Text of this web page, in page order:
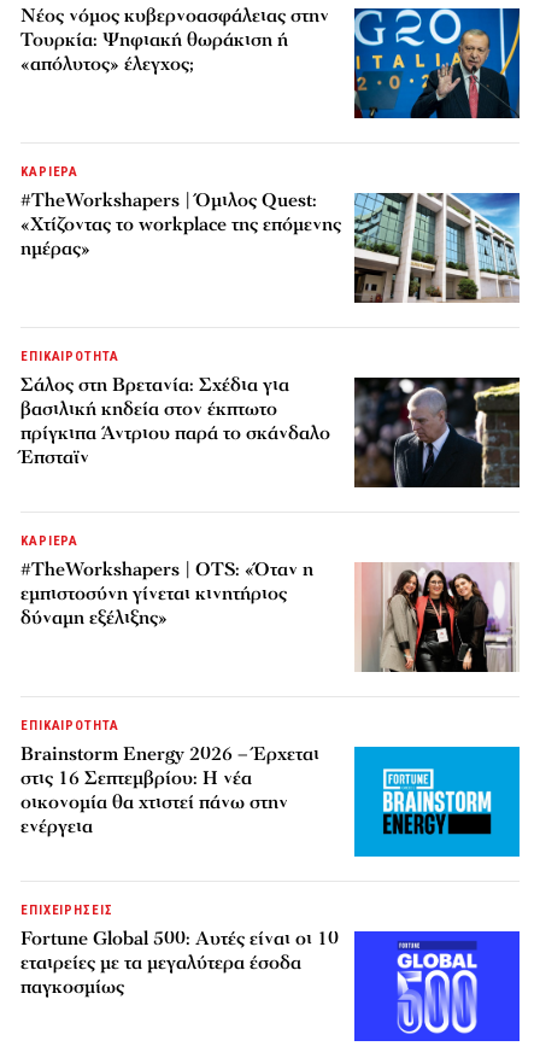
Νέος νόμος κυβερνοασφάλειας στην
Τουρκία: Ψηφιακή θωράκιση ή
«απόλυτος» έλεγχος;
ΚΑΡΙΕΡΑ
#TheWorkshapers | Όμιλος Quest:
«Χτίζοντας το workplace της επόμενης
ημέρας»
ΕΠΙΚΑΙΡΟΤΗΤΑ
Σάλος στη Βρετανία: Σχέδια για
βασιλική κηδεία στον έκπτωτο
πρίγκιπα Άντριου παρά το σκάνδαλο
Έπσταϊν
ΚΑΡΙΕΡΑ
#TheWorkshapers | OTS: «Όταν η
εμπιστοσύνη γίνεται κινητήριος
δύναμη εξέλιξης»
ΕΠΙΚΑΙΡΟΤΗΤΑ
Brainstorm Energy 2026 – Έρχεται
στις 16 Σεπτεμβρίου: Η νέα
οικονομία θα χτιστεί πάνω στην
ενέργεια
ΕΠΙΧΕΙΡΗΣΕΙΣ
Fortune Global 500: Αυτές είναι οι 10
εταιρείες με τα μεγαλύτερα έσοδα
παγκοσμίως